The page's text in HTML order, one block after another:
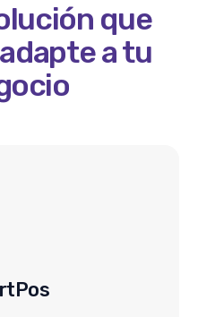
que
a tu